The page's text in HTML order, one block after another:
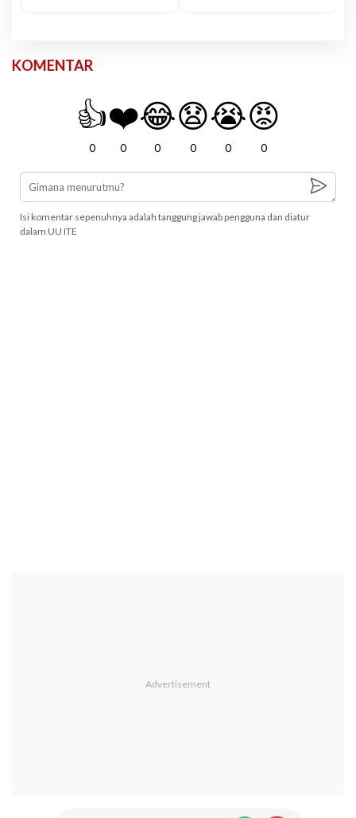
KOMENTAR
👍
0
❤️
0
😂
0
😧
0
😭
0
😡
0
Isi komentar sepenuhnya adalah tanggung jawab pengguna dan diatur
dalam UU ITE